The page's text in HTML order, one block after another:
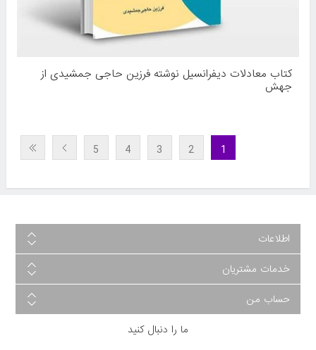
کتاب معادلات دیفرانسیل نوشته فرزین حاجی جمشیدی از
جهش
1
2
3
4
5
اطلاعات
خدمات مشتریان
حساب من
ما را دنبال کنید